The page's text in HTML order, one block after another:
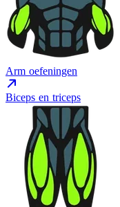
Arm oefeningen
Biceps en triceps